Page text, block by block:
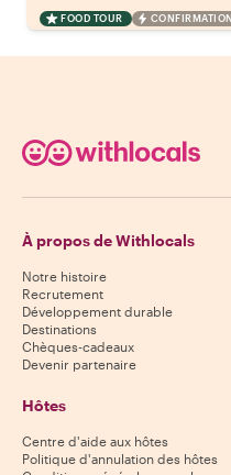
FOOD TOUR
À propos de Withlocals
Notre histoire
Recrutement
Développement durable
Destinations
Chèques-cadeaux
Devenir partenaire
Hôtes
Centre d'aide aux hôtes
Politique d'annulation des hôtes